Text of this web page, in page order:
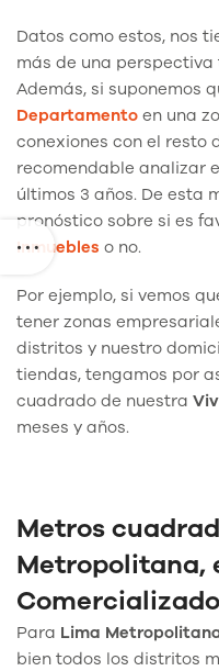
Datos como estos, nos
más de una
Además, si suponemos
Departamento en una
conexiones con el resto
recomendable analizar
últimos 3 años. De esta
pronóstico sobre si es
Inmuebles o no.
Por ejemplo, si vemos
tener zonas
distritos y nuestro
tiendas, tengamos por
cuadrado de nuestra
meses y años.
Metros
Metropolitana,
Para Lima
bien todos los distritos